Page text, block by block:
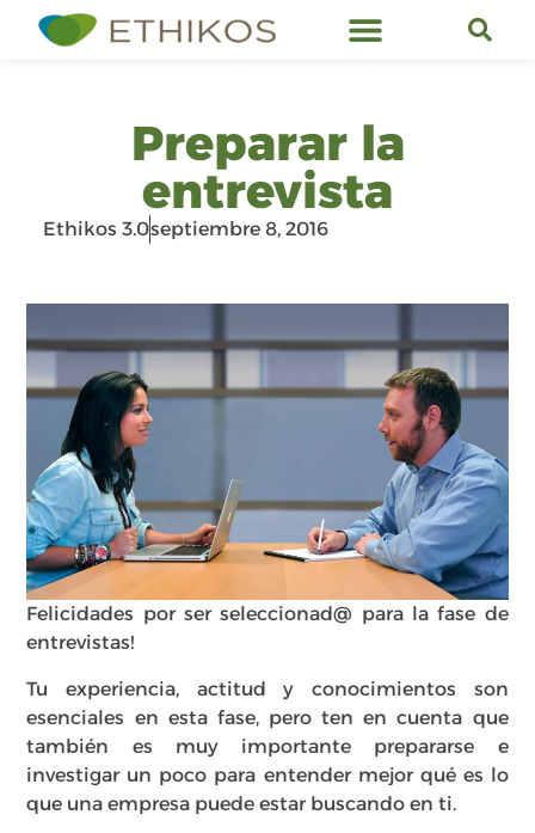
Preparar la
entrevista
Ethikos 3.0septiembre 8, 2016
Felicidades por ser seleccionad@ para la fase de
entrevistas!
Tu experiencia, actitud y conocimientos son
esenciales en esta fase, pero ten en cuenta que
también es muy importante prepararse e
investigar un poco para entender mejor qué es lo
que una empresa puede estar buscando en ti.